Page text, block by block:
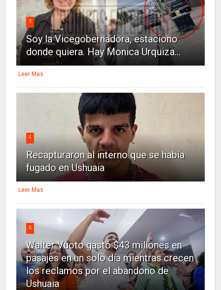
3
Soy la Vicegobernadora, estaciono
donde quiera. Hay Monica Urquiza...
Leer Mas
4
Recapturaron al interno que se había
fugado en Ushuaia
Leer Mas
5
Walter Vuoto gastó $43 millones en
pasajes en un solo día mientras crecen
los reclamos por el abandono de
Ushuaia